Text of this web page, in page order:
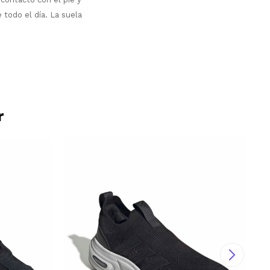
todo el día. La suela